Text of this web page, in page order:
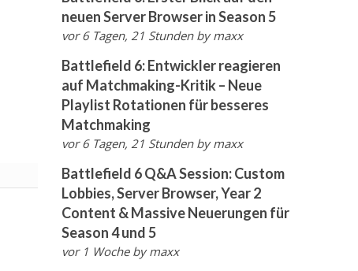
neuen Server Browser in Season 5
vor 6 Tagen, 21 Stunden bymaxx
Battlefield 6: Entwickler reagieren
auf Matchmaking-Kritik – Neue
Playlist Rotationen für besseres
Matchmaking
vor 6 Tagen, 21 Stunden bymaxx
Battlefield 6 Q&A Session: Custom
Lobbies, Server Browser, Year 2
Content & Massive Neuerungen für
Season 4 und 5
vor 1 Woche bymaxx